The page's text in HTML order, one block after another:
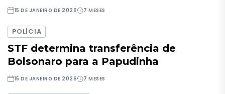
15 DE JANEIRO DE 2026 7 MESES
POLÍCIA
STF determina transferência de
Bolsonaro para a Papudinha
15 DE JANEIRO DE 2026 7 MESES